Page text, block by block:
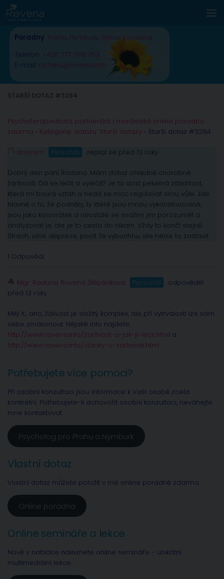
Skip to content
Poradny Praha Nymburk online poradna
Telefon: +420 777 588 352
E-mail: radana@rovena.info
Psychoterapeutická, partnerská i manželská online poradna
zdarma › Kategorie dotazu: Starší dotazy › Starší dotaz #3284
anonym Personál zeptal se před 13 roky
Dobrý den paní Radano. Mám dotaz ohledně chorobné
žárlivosti. Dá se léčit a vyléčit? Je to dost pekelná záležitost,
která mi bourá vztah a nedá se moc regulovat silou vůle. Jde
hlavně o to, že podněty, ty které jsou mnou vykonstruované,
jsou jako kolovrátek a neustále se snažím jim porozumět a
analyzovat je, ale je to cesta do nikam. Vždy to končí stejně.
Strach, silné deprese, pocit že vybuchnu, ale nelze to zastavit.
1 Odpovědi
Mgr. Radana Rovena Štěpánková Personál
odpověděl
před 13 roky
Milý K., ano, žálivost je složitý komplex, ale při vytrvalosti lze sám
sebe zmákonout. Nějaké info najdete:
http://www.rovena.info/zarlivost-a-jak-ji-lecit.html a
http://www.rovena.info/clanky-o-zarlivosti.html
Potřebujete více pomoci?
Při osobní konzultaci jsou informace k Vaší osobě zcela
konkrétní. Potřebujete-li dohovořit osobní konzultaci, neváhejte
mne kontaktovat.
Psycholog pro Prahu a Nymburk
Vlastní dotaz
Vlastní dotaz můžete položit v mé online poradně zdarma.
Online poradna
Online semináře a lekce
Nově v nabídce naleznete online semináře - unikátní
multimediální lekce.